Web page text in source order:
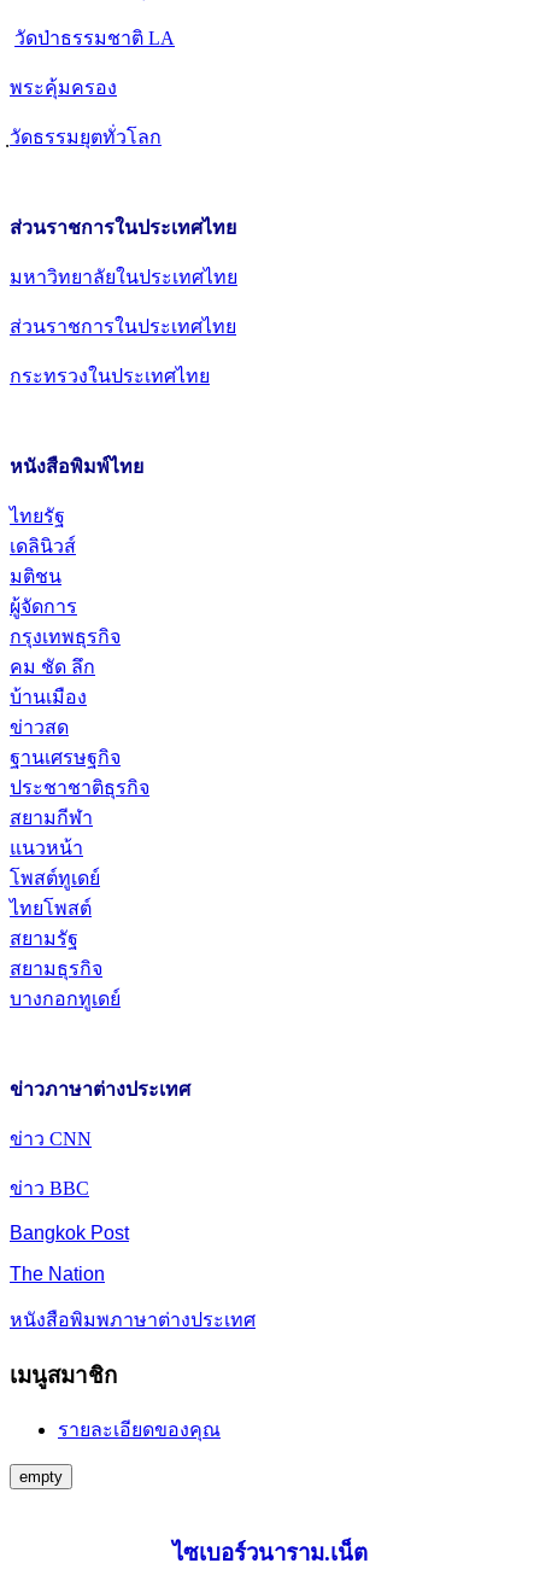
วัดป่าธรรมชาติ LA
พระคุ้มครอง
วัดธรรมยุตทั่วโลก
ส่วนราชการในประเทศไทย
มหาวิทยาลัยในประเทศไทย
ส่วนราชการในประเทศไทย
กระทรวงในประเทศไทย
หนังสือพิมพ์ไทย
ไทยรัฐ
เดลินิวส์
มติชน
ผู้จัดการ
กรุงเทพธุรกิจ
คม ชัด ลึก
บ้านเมือง
ข่าวสด
ฐานเศรษฐกิจ
ประชาชาติธุรกิจ
สยามกีฬา
แนวหน้า
โพสต์ทูเดย์
ไทยโพสต์
สยามรัฐ
สยามธุรกิจ
บางกอกทูเดย์
ข่าวภาษาต่างประเทศ
ข่าว CNN
ข่าว BBC
Bangkok Post
The Nation
หนังสือพิมพภาษาต่างประเทศ
เมนูสมาชิก
รายละเอียดของคุณ
empty
ไซเบอร์วนาราม.เน็ต